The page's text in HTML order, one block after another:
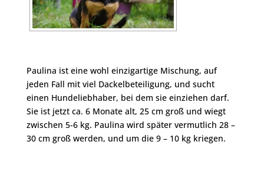
Paulina ist eine wohl einzigartige Mischung, auf
jeden Fall mit viel Dackelbeteiligung, und sucht
einen Hundeliebhaber, bei dem sie einziehen darf.
Sie ist jetzt ca. 6 Monate alt, 25 cm groß und wiegt
zwischen 5-6 kg. Paulina wird später vermutlich 28 –
30 cm groß werden, und um die 9 – 10 kg kriegen.